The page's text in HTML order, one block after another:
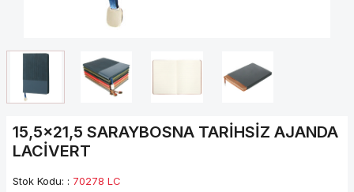
15,5x21,5 SARAYBOSNA TARİHSİZ AJANDA
LACİVERT
Stok Kodu: : 70278 LC